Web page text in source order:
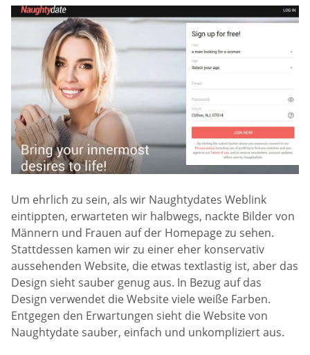
Um ehrlich zu sein, als wir Naughtydates Weblink
eintippten, erwarteten wir halbwegs, nackte Bilder von
Männern und Frauen auf der Homepage zu sehen.
Stattdessen kamen wir zu einer eher konservativ
aussehenden Website, die etwas textlastig ist, aber das
Design sieht sauber genug aus. In Bezug auf das
Design verwendet die Website viele weiße Farben.
Entgegen den Erwartungen sieht die Website von
Naughtydate sauber, einfach und unkompliziert aus.